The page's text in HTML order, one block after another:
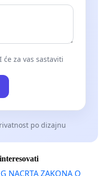
za vas sastaviti
po dizajnu
NACRTA ZAKONA O